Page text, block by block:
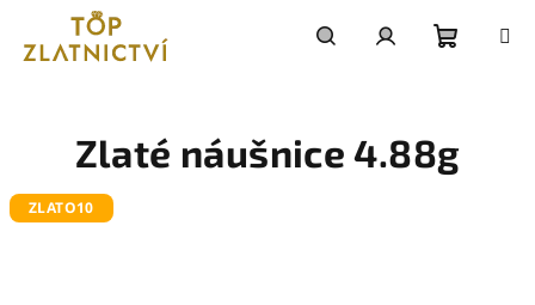
obsah
košík
Zlaté náušnice 4.88g
ZLATO10